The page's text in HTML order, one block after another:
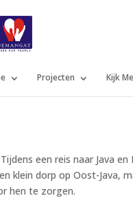
Projecten Kijk
een reis naar Java
klein dorp op Oost-Java,
hen te zorgen.